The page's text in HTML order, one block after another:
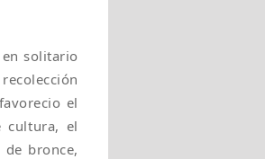
solitario
el
cultura, el
bronce,